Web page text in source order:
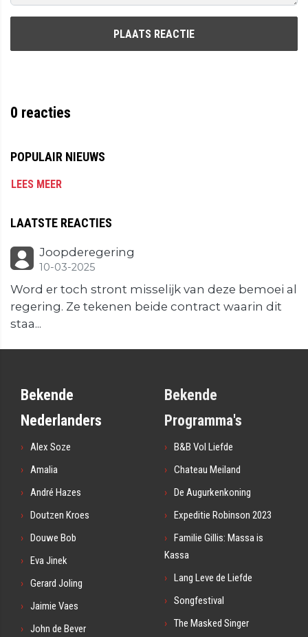
PLAATS REACTIE
0 reacties
POPULAIR NIEUWS
LEES MEER
LAATSTE REACTIES
Joopderegering
10-03-2025
Word er toch stront misselijk van deze bemoei al
regering. Ze tekenen beide contract waarin dit
staa...
Bekende
Nederlanders
Alex Soze
Amalia
André Hazes
Doutzen Kroes
Douwe Bob
Eva Jinek
Gerard Joling
Jaimie Vaes
John de Bever
Bekende
Programma's
B&B Vol Liefde
Chateau Meiland
De Augurkenkoning
Expeditie Robinson 2023
Familie Gillis: Massa is
Kassa
Lang Leve de Liefde
Songfestival
The Masked Singer